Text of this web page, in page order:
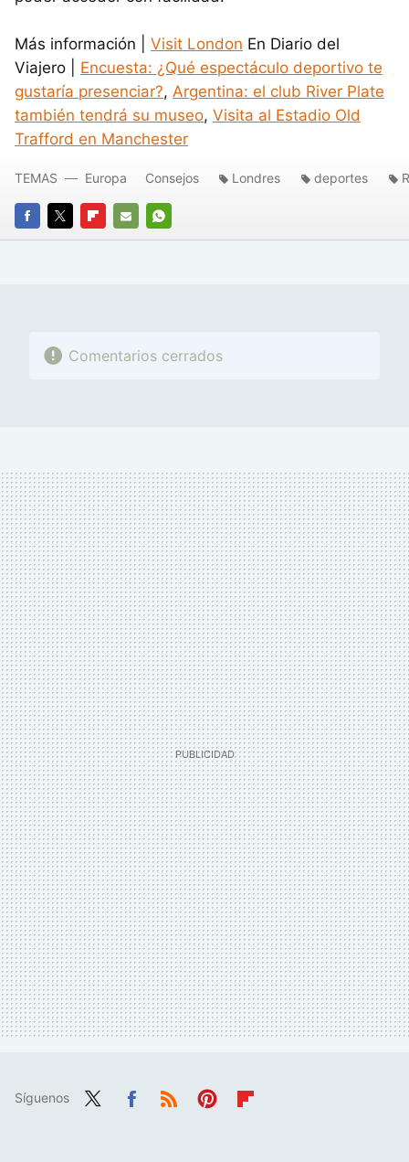
Más información | Visit London En Diario del
Viajero | Encuesta: ¿Qué espectáculo deportivo te
gustaría presenciar?, Argentina: el club River Plate
también tendrá su museo, Visita al Estadio Old
Trafford en Manchester
FACEBOOK
TWITTERFLIPBOARD
E-
WHATSAPP
TEMAS Europa Consejos Londres deportes
Comentarios cerrados
Síguenos